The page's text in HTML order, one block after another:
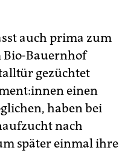
auch prima zum
Bio-Bauernhof
gezüchtet
einen
haben bei
nach
später einmal ihre